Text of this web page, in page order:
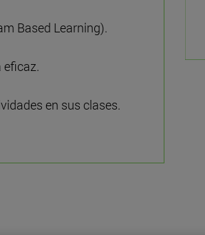
Based Learning).
eficaz.
en sus clases.